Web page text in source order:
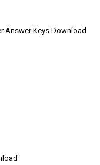
Answer Keys Download